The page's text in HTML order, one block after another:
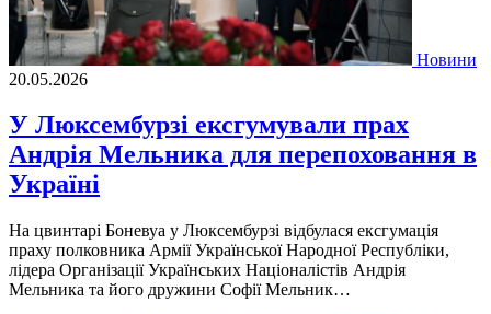
Новини
20.05.2026
У Люксембурзі ексгумували прах
Андрія Мельника для перепоховання в
Україні
На цвинтарі Боневуа у Люксембурзі відбулася ексгумація
праху полковника Армії Української Народної Республіки,
лідера Організації Українських Націоналістів Андрія
Мельника та його дружини Софії Мельник…